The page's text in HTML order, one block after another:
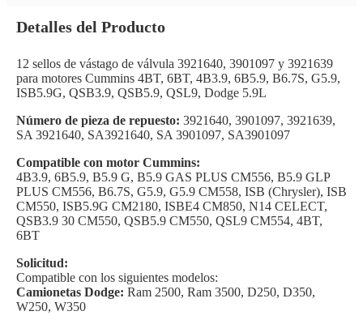
Detalles del Producto
12 sellos de vástago de válvula 3921640, 3901097 y 3921639
para motores Cummins 4BT, 6BT, 4B3.9, 6B5.9, B6.7S, G5.9,
ISB5.9G, QSB3.9, QSB5.9, QSL9, Dodge 5.9L
Número de pieza de repuesto: 3921640, 3901097, 3921639,
SA 3921640, SA3921640, SA 3901097, SA3901097
Compatible con motor Cummins:
4B3.9, 6B5.9, B5.9 G, B5.9 GAS PLUS CM556, B5.9 GLP
PLUS CM556, B6.7S, G5.9, G5.9 CM558, ISB (Chrysler), ISB
CM550, ISB5.9G CM2180, ISBE4 CM850, N14 CELECT,
QSB3.9 30 CM550, QSB5.9 CM550, QSL9 CM554, 4BT,
6BT
Solicitud:
Compatible con los siguientes modelos:
Camionetas Dodge: Ram 2500, Ram 3500, D250, D350,
W250, W350